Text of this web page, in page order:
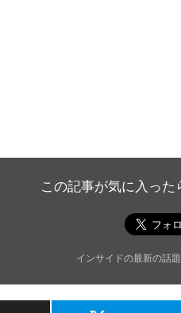
この記事が気に入った
インサイドの最新の話